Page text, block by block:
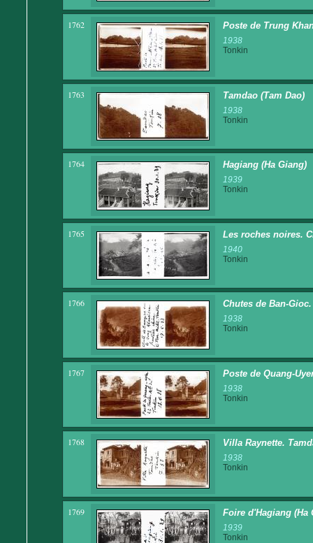
1762 Poste de Trung
1938
Tonkin
1763 Tamdao (Tam Dao)
1938
Tonkin
1764 Hagiang (Ha Giang)
1939
Tonkin
1765 Les roches noires.
1940
Tonkin
1766 Chutes de Ban-
1938
Tonkin
1767 Poste de Quang-
1938
Tonkin
1768 Villa Raynette.
1938
Tonkin
1769 Foire d'Hagiang (Ha
1939
Tonkin